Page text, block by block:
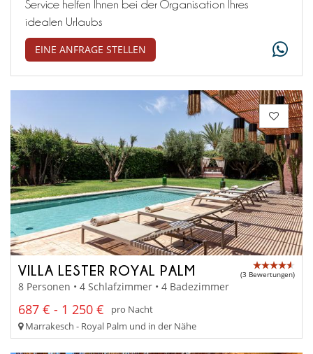
Service helfen Ihnen bei der Organisation Ihres
idealen Urlaubs
EINE ANFRAGE STELLEN
VILLA LESTER ROYAL PALM (3 Bewertungen)
8 Personen • 4 Schlafzimmer • 4 Badezimmer
687 € - 1 250 €
pro Nacht
Marrakesch - Royal Palm und in der Nähe